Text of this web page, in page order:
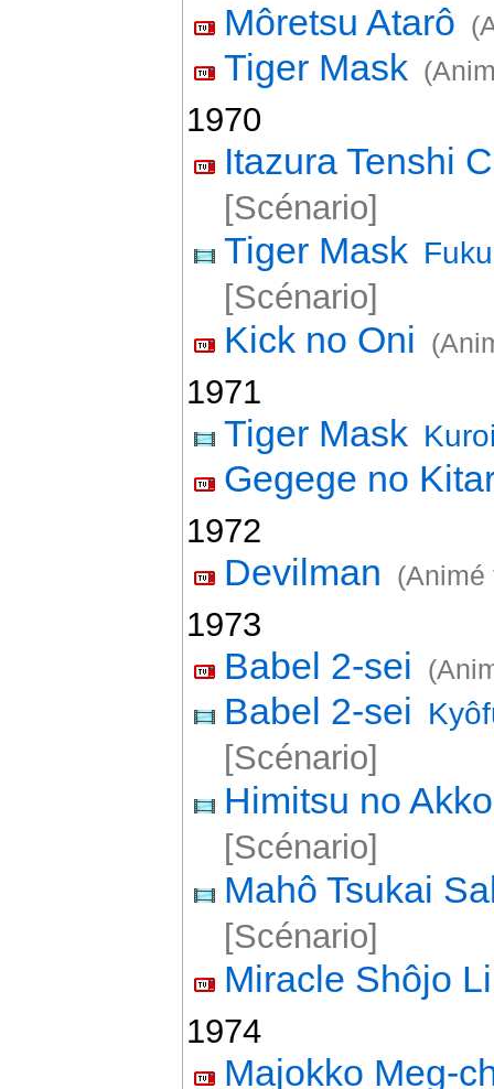
Môretsu Atarô
Tiger Mask
1970
Itazura Tenshi
[Scénario]
Tiger Mask
[Scénario]
Kick no Oni
1971
Tiger Mask
Gegege no
1972
Devilman (Animé
1973
Babel 2-sei
Babel 2-sei
[Scénario]
Himitsu no
[Scénario]
Mahô Tsukai
[Scénario]
Miracle Shôjo
1974
Majokko Meg-